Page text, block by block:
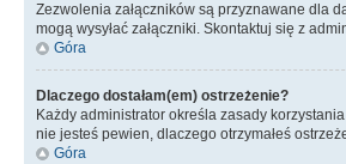
Zezwolenia załączników są przyznawane dla
mogą wysyłać załączniki. Skontaktuj się z
Góra
Dlaczego dostałam(em) ostrzeżenie?
Każdy administrator określa zasady
nie jesteś pewien, dlaczego otrzymałeś
Góra